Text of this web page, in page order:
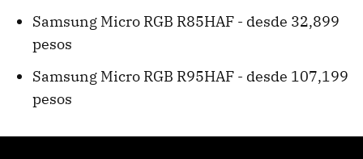
Samsung Micro RGB R85HAF - desde 32,899
pesos
Samsung Micro RGB R95HAF - desde 107,199
pesos